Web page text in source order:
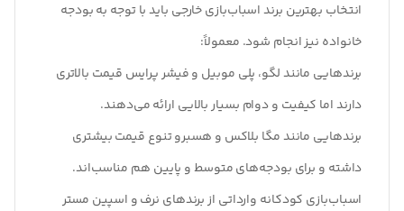
انتخاب بهترین برند اسباب‌بازی خارجی باید با توجه به بودجه
خانواده نیز انجام شود. معمولاً:
برندهایی مانند لگو، پلی موبیل و فیشر پرایس قیمت بالاتری
دارند اما کیفیت و دوام بسیار بالایی ارائه می‌دهند.
برندهایی مانند مگا بلاکس و هسبرو تنوع قیمت بیشتری
داشته و برای بودجه‌های متوسط و پایین هم مناسب‌اند.
اسباب‌بازی کودکانه وارداتی از برندهای نرف و اسپین مستر